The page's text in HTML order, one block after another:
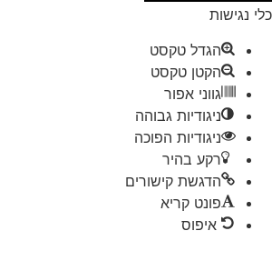
נגישות
הגדל טקסט
הקטן טקסט
גווני אפור
ניגודיות גבוהה
ניגודיות הפוכה
רקע בהיר
הדגשת קישורים
פונט קריא
איפוס